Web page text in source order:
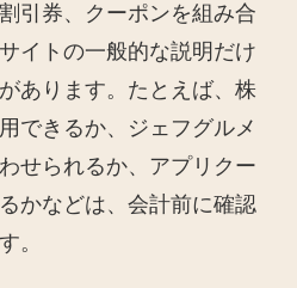
引券、クーポンを組み合
イトの一般的な説明だけ
あります。たとえば、株
できるか、ジェフグルメ
せられるか、アプリクー
かなどは、会計前に確認
。